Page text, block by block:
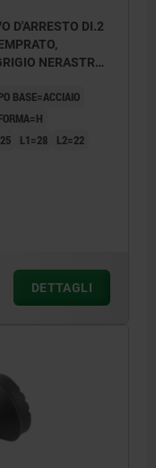
D'ARRESTO DI.2
NERASTRO
BASE=ACCIAIO
L1=28
L2=22
DETTAGLI